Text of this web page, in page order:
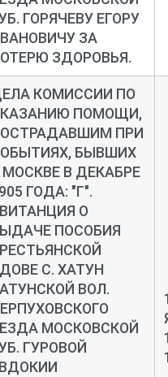
ГОРЯЧЕВУ ЕГОРУ
ЗА
ЗДОРОВЬЯ.
КОМИССИИ ПО
ПОМОЩИ,
ПРИ
БЫВШИХ
МОСКВЕ В ДЕКАБРЕ
ГОДА: "Г".
О
ПОСОБИЯ
С. ХАТУН
ВОЛ.
МОСКОВСКОЙ
ГУРОВОЙ